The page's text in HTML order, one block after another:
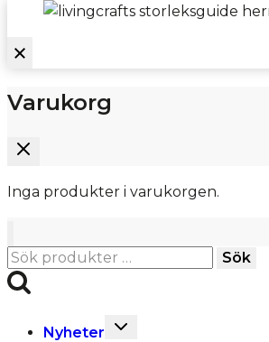
Varukorg
Inga produkter i varukorgen.
Sök
efter:
Sök
Nyheter
Toggle